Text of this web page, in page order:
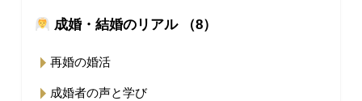
成婚・結婚のリアル （8）
再婚の婚活
成婚者の声と学び